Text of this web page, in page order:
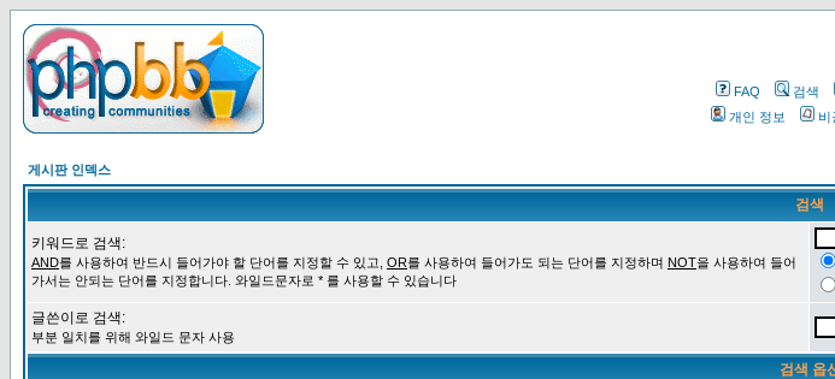
FAQ 검색
개인 정보
비
게시판 인덱스
검색
키워드로 검색:
AND를 사용하여 반드시 들어가야 할 단어를 지정할 수 있고, OR를 사용하여 들어가도 되는 단어를 지정하며 NOT을 사용하여 들어
가서는 안되는 단어를 지정합니다. 와일드문자로 * 를 사용할 수 있습니다
글쓴이로 검색:
부분 일치를 위해 와일드 문자 사용
검색 옵